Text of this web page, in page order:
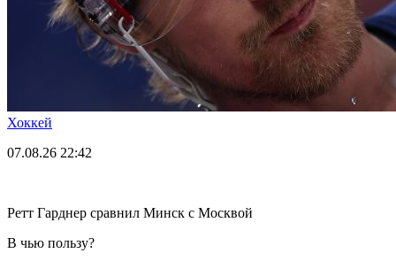
Хоккей
07.08.26 22:42
Ретт Гарднер сравнил Минск с Москвой
В чью пользу?